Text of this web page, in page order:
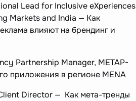
Lead for Inclusive eXperiences
Markets and India — Как
влияют на брендинг и
Partnership Manager, METAP-
приложения в регионе MENA
Director — Как мета-тренды